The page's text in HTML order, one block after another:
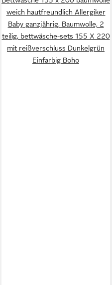
weich hautfreundlich Allergiker
Baby ganzjährig, Baumwolle, 2
teilig, bettwäsche-sets 155 X 220
mit reißverschluss Dunkelgrün
Einfarbig Boho